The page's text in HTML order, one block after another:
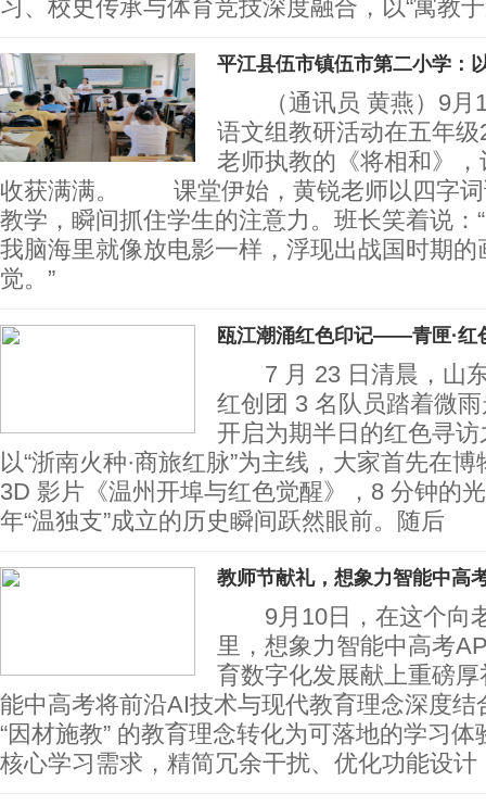
习、校史传承与体育竞技深度融合，以“寓教
平江县伍市镇伍市第二小学：
（通讯员 黄燕）9月
语文组教研活动在五年
老师执教的《将相和》
收获满满。 课堂伊始，黄锐老师以四字词
教学，瞬间抓住学生的注意力。班长笑着说：
我脑海里就像放电影一样，浮现出战国时期的
觉。”
瓯江潮涌红色印记——青匣·红
7 月 23 日清晨，山东
红创团 3 名队员踏着微
开启为期半日的红色寻
以“浙南火种·商旅红脉”为主线，大家首先在
3D 影片《温州开埠与红色觉醒》，8 分钟的
年“温独支”成立的历史瞬间跃然眼前。随后
教师节献礼，想象力智能中高
9月10日，在这个向
里，想象力智能中高考
育数字化发展献上重
能中高考将前沿AI技术与现代教育理念深度结
“因材施教” 的教育理念转化为可落地的学习
核心学习需求，精简冗余干扰、优化功能设计